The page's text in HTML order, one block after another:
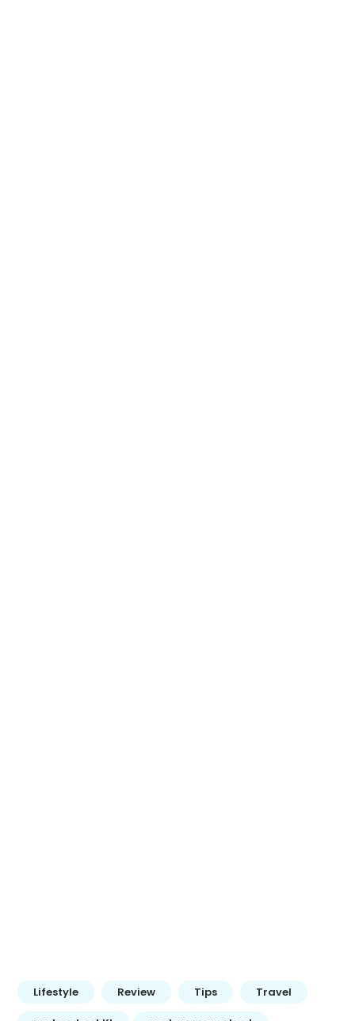
Lifestyle Review Tips Travel